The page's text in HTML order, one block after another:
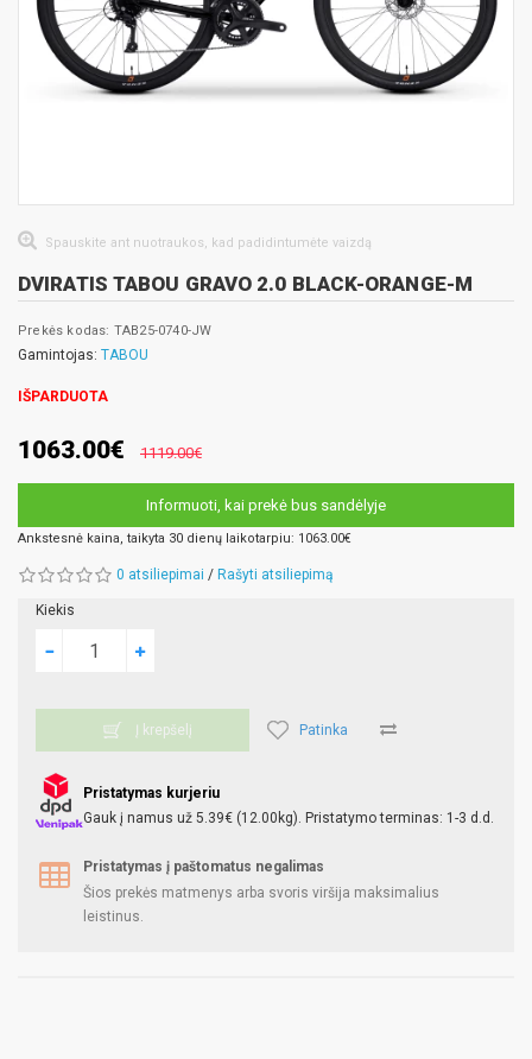
Spauskite ant nuotraukos, kad padidintumėte vaizdą
DVIRATIS TABOU GRAVO 2.0 BLACK-ORANGE-M
Prekės kodas: TAB25-0740-JW
Gamintojas: TABOU
IŠPARDUOTA
1063.00€ 1119.00€
Informuoti, kai prekė bus sandėlyje
Ankstesnė kaina, taikyta 30 dienų laikotarpiu: 1063.00€
0 atsiliepimai / Rašyti atsiliepimą
Kiekis
Į krepšelį Patinka
Pristatymas kurjeriu
Gauk į namus už 5.39€ (12.00kg). Pristatymo terminas: 1-3 d.d.
Pristatymas į paštomatus negalimas
Šios prekės matmenys arba svoris viršija maksimalius
leistinus.